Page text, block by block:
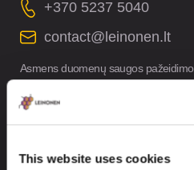
This website uses cookies
+370 5237 5040
contact@leinonen.lt
Asmens duomenų saugos
Lithuania